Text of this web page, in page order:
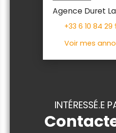
Agence Duret
+33 6 10 84 29
Voir mes
INTÉRESSÉ.E